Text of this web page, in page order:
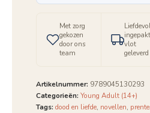
Met zorg
gekozen
door ons
team
vlot
geleverd
Artikelnummer: 9789045130293
Categorieën: Young Adult (14+)
Tags: dood en liefde, novellen,